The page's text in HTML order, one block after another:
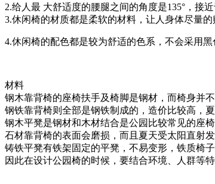
2.给人最 大舒适度的腰腿之间的角度是135°，接近
3.休闲椅的材质都是柔软的材料，让人身体尽量的
4.休闲椅的配色都是较为舒适的色系，不会采用黑
材料
钢木靠背椅的座椅扶手及椅脚是钢材，而椅身并
钢铁靠背椅则全部是钢铁制成的，造价比较高，
钢木平凳是钢材和木材结合是公园比较常见的座
石材靠背椅的表面会磨损，而且夏天受太阳直射
铸铁平凳有铁架固定的平凳，不易变形，铁质椅
因此在设计公园椅的时候，要结合环境、人群等